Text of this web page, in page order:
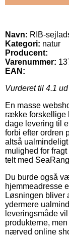
Navn: RIB-
Kategori: natur
Producent:
Varenummer:
EAN:
Vurderet til 4.1
En masse
række forskellige
dage levering til
forbi efter ordren
altså
mulighed for
telt med
Du burde også
hjemmeadresse
Løsningen bliver
ydermere
leveringsmåde
produkterne,
nærved online